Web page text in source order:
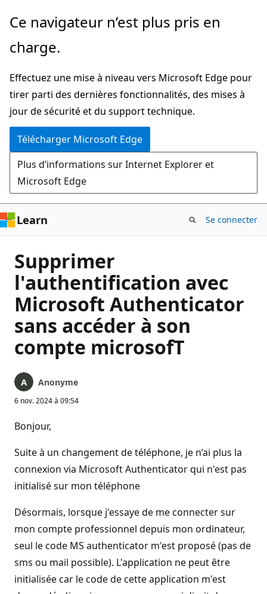
Passer
directement
au
principal
Ce navigateur n’est plus pris en
charge.
Effectuez une mise à niveau vers Microsoft Edge pour
tirer parti des dernières fonctionnalités, des mises à
jour de sécurité et du support technique.
Télécharger Microsoft Edge
Plus d’informations sur Internet Explorer et
Microsoft Edge
Learn Se connecter
Supprimer
l'authentification avec
Microsoft Authenticator
sans accéder à son
compte microsofT
Anonyme
6 nov. 2024 à 09:54
Bonjour,
Suite à un changement de téléphone, je n’ai plus la
connexion via Microsoft Authenticator qui n'est pas
initialisé sur mon téléphone
Désormais, lorsque j'essaye de me connecter sur
mon compte professionnel depuis mon ordinateur,
seul le code MS authenticator m'est proposé (pas de
sms ou mail possible). L'application ne peut être
initialisée car le code de cette application m'est